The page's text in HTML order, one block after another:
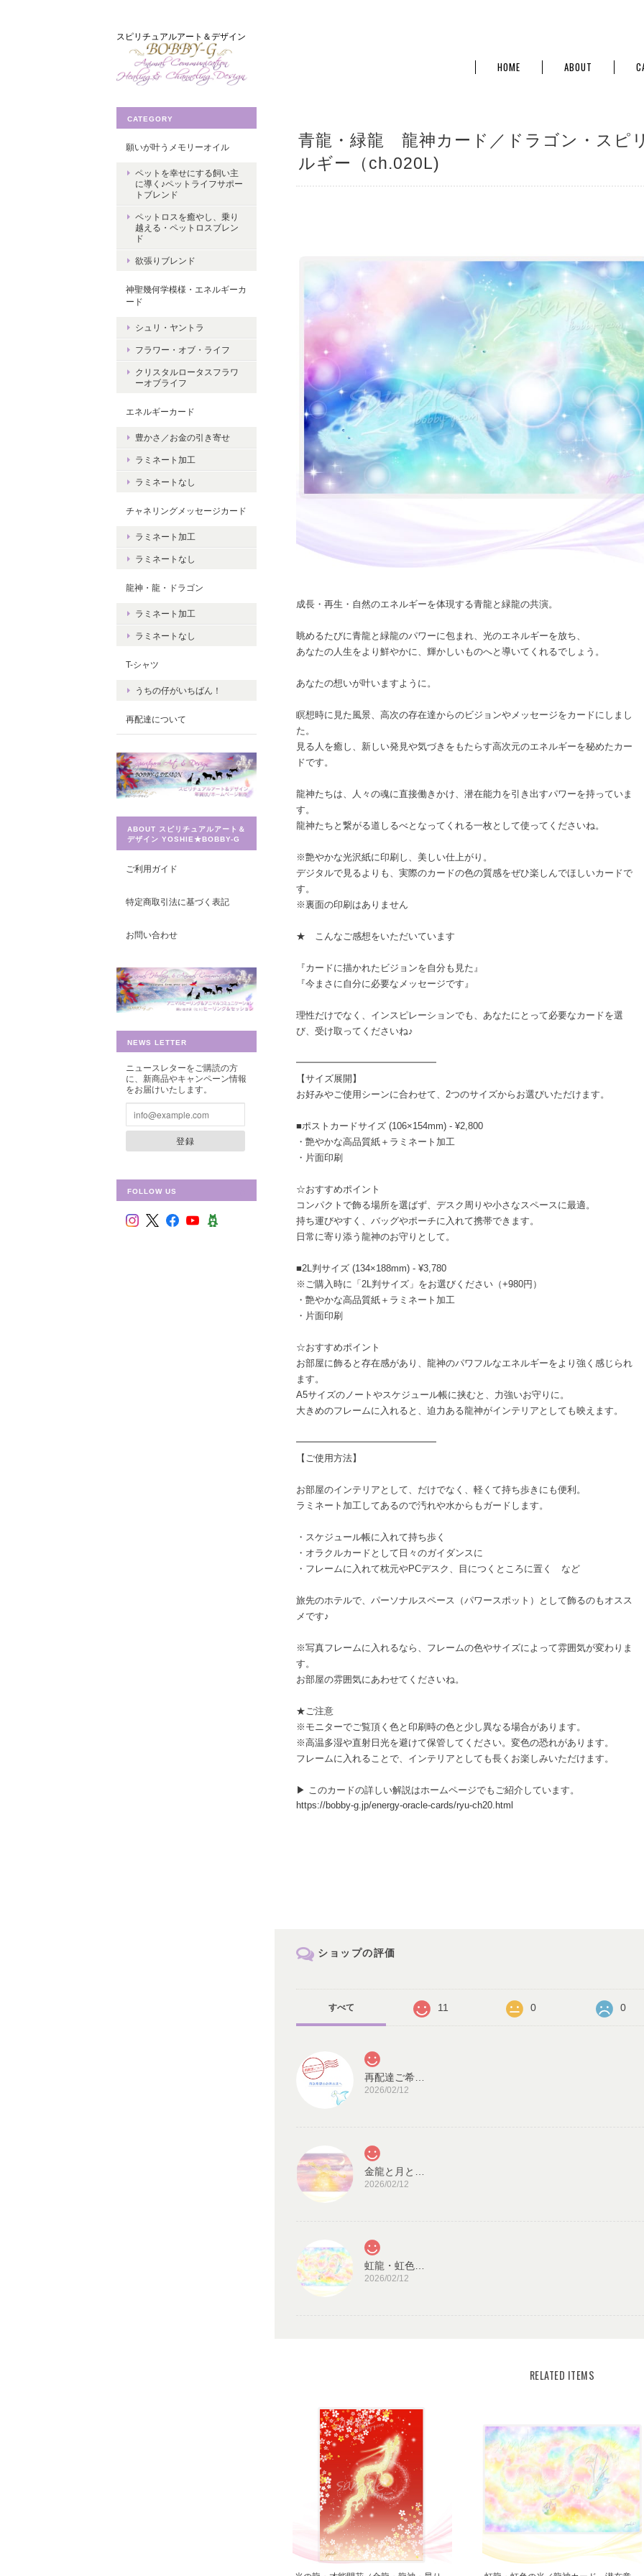
スピリチュアルアート＆デザイン
HOME ABOUT
青龍・緑龍 龍神カード／ドラゴン・スピ
ルギー（ch.020L)
成長・再生・自然のエネルギーを体現する青龍と緑龍の共演。
眺めるたびに青龍と緑龍のパワーに包まれ、光のエネルギーを放ち、
あなたの人生をより鮮やかに、輝かしいものへと導いてくれるでしょう。
あなたの想いが叶いますように。
瞑想時に見た風景、高次の存在達からのビジョンやメッセージをカードにしまし
た。
見る人を癒し、新しい発見や気づきをもたらす高次元のエネルギーを秘めたカー
ドです。
龍神たちは、人々の魂に直接働きかけ、潜在能力を引き出すパワーを持っていま
す。
龍神たちと繋がる道しるべとなってくれる一枚として使ってくださいね。
※艶やかな光沢紙に印刷し、美しい仕上がり。
デジタルで見るよりも、実際のカードの色の質感をぜひ楽しんでほしいカードで
す。
※裏面の印刷はありません
★ こんなご感想をいただいています
『カードに描かれたビジョンを自分も見た』
『今まさに自分に必要なメッセージです』
理性だけでなく、インスピレーションでも、あなたにとって必要なカードを選
び、受け取ってくださいね♪
━━━━━━━━━━━━━━━
【サイズ展開】
お好みやご使用シーンに合わせて、2つのサイズからお選びいただけます。
■ポストカードサイズ (106×154mm) - ¥2,800
・艶やかな高品質紙＋ラミネート加工
・片面印刷
☆おすすめポイント
コンパクトで飾る場所を選ばず、デスク周りや小さなスペースに最適。
持ち運びやすく、バッグやポーチに入れて携帯できます。
日常に寄り添う龍神のお守りとして。
■2L判サイズ (134×188mm) - ¥3,780
※ご購入時に「2L判サイズ」をお選びください（+980円）
・艶やかな高品質紙＋ラミネート加工
・片面印刷
☆おすすめポイント
お部屋に飾ると存在感があり、龍神のパワフルなエネルギーをより強く感じられ
ます。
A5サイズのノートやスケジュール帳に挟むと、力強いお守りに。
大きめのフレームに入れると、迫力ある龍神がインテリアとしても映えます。
━━━━━━━━━━━━━━━
【ご使用方法】
お部屋のインテリアとして、だけでなく、軽くて持ち歩きにも便利。
ラミネート加工してあるので汚れや水からもガードします。
・スケジュール帳に入れて持ち歩く
・オラクルカードとして日々のガイダンスに
・フレームに入れて枕元やPCデスク、目につくところに置く など
旅先のホテルで、パーソナルスペース（パワースポット）として飾るのもオスス
メです♪
※写真フレームに入れるなら、フレームの色やサイズによって雰囲気が変わりま
す。
お部屋の雰囲気にあわせてくださいね。
★ご注意
※モニターでご覧頂く色と印刷時の色と少し異なる場合があります。
※高温多湿や直射日光を避けて保管してください。変色の恐れがあります。
フレームに入れることで、インテリアとしても長くお楽しみいただけます。
▶ このカードの詳しい解説はホームページでもご紹介しています。
https://bobby-g.jp/energy-oracle-cards/ryu-ch20.html
ショップの評価
すべて 11 0 0
2026/02/12
2026/02/12
2026/02/12
この度はご購入いただき、誠にありがと
うで嬉しいです。とても励みになります
がとうございました。
転生・生まれ変わり／メッセージカードch.015L
2022/05/30
ありがとうございます。 いつの日かまた逢える
思います。
RELATED ITEMS
CATEGORY
願いが叶うメモリーオイル
ペットを幸せにする飼い主
に導く♪ペットライフサポー
トブレンド
ペットロスを癒やし、乗り
越える・ペットロスブレン
ド
欲張りブレンド
神聖幾何学模様・エネルギーカ
ード
シュリ・ヤントラ
フラワー・オブ・ライフ
クリスタルロータスフラワ
ーオブライフ
エネルギーカード
豊かさ／お金の引き寄せ
ラミネート加工
ラミネートなし
チャネリングメッセージカード
ラミネート加工
ラミネートなし
龍神・龍・ドラゴン
ラミネート加工
ラミネートなし
T-シャツ
うちの仔がいちばん！
再配達について
ABOUT スピリチュアルアート＆
デザイン YOSHIE★BOBBY-G
ご利用ガイド
特定商取引法に基づく表記
お問い合わせ
NEWS LETTER
ニュースレターをご購読の方
に、新商品やキャンペーン情報
をお届けいたします。
登録
FOLLOW US